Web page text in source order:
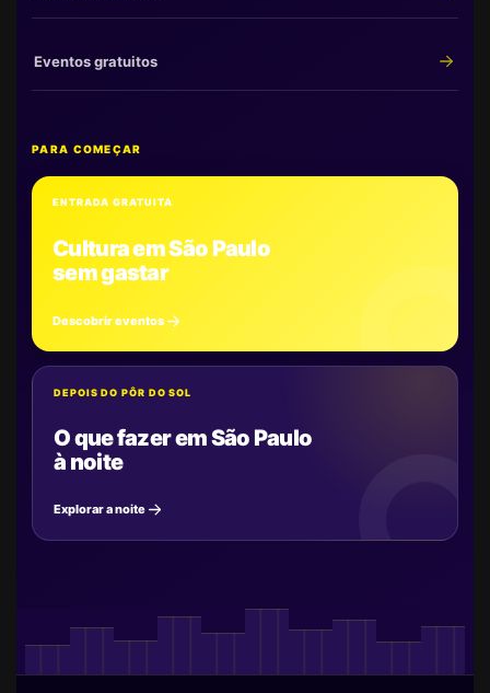
Eventos gratuitos
PARA COMEÇAR
ENTRADA GRATUITA
Cultura em São Paulo
sem gastar
Descobrir eventos
DEPOIS DO PÔR DO SOL
O que fazer em São Paulo
à noite
Explorar a noite